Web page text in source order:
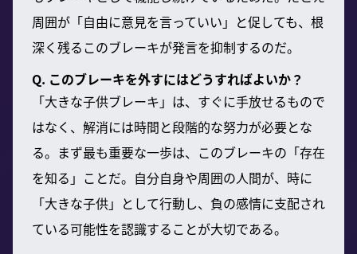
周囲が「自由に意見を言っていい」と促しても、根
深く残るこのブレーキが発言を抑制するのだ。
Q. このブレーキを外すにはどうすればよいか？
「大きな子供ブレーキ」は、すぐに手放せるもので
はなく、解消には時間と段階的な努力が必要とな
る。まず最も重要な一歩は、このブレーキの「存在
を知る」ことだ。自分自身や周囲の人間が、時に
「大きな子供」として行動し、負の感情に支配され
ている可能性を認識することが大切である。